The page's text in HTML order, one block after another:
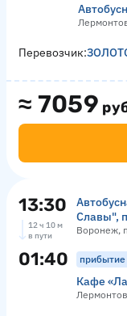
≈ 7059
Перевозчик:
13:30
Славы",
Воронеж,
12 ч 10 м
в пути
01:40 прибытие
Кафе